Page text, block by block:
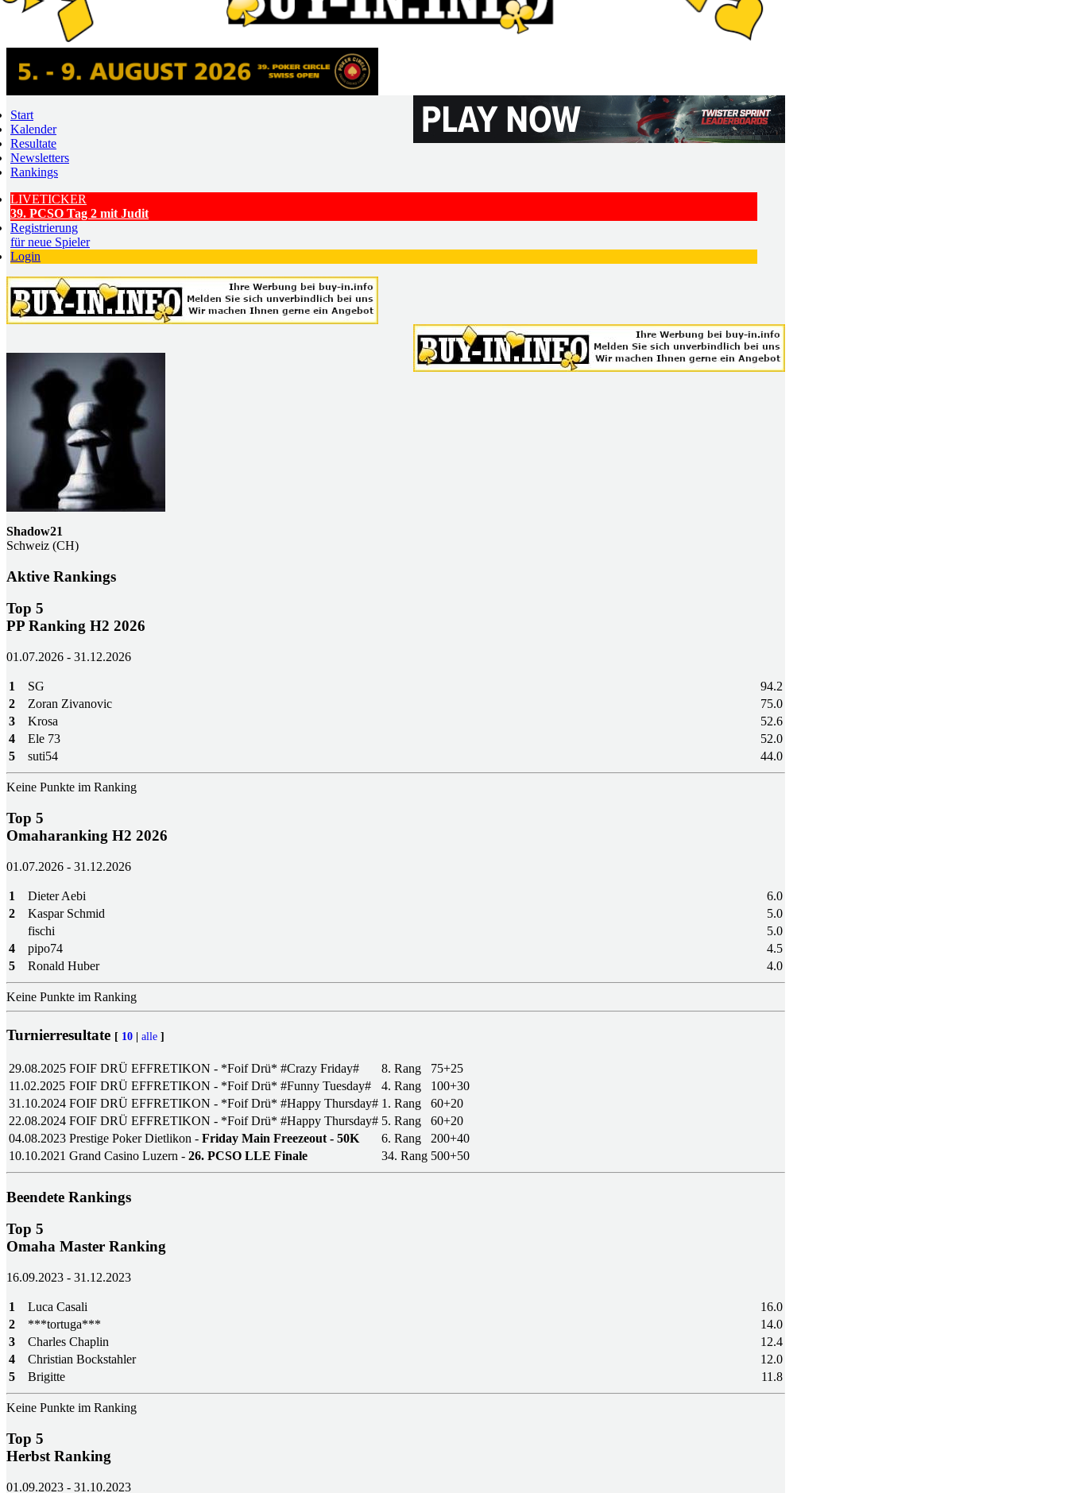
Start
Kalender
Resultate
Newsletters
Rankings
LIVETICKER
39. PCSO Tag 2 mit Judit
Registrierung
für neue Spieler
Login
Shadow21
Schweiz (CH)
Aktive Rankings
Top 5
PP Ranking H2 2026
01.07.2026 - 31.12.2026
1 SG
94.2
2
Zoran Zivanovic
75.0
3
Krosa
52.6
4
Ele 73
52.0
5
suti54 44.0
Keine Punkte im Ranking
Top 5
Omaharanking H2 2026
01.07.2026 - 31.12.2026
1 Dieter Aebi
6.0
2
Kaspar Schmid
5.0
fischi
5.0
4
pipo74
4.5
5
Ronald Huber 4.0
Keine Punkte im Ranking
Turnierresultate [ 10 alle ]
29.08.2025 FOIF DRÜ EFFRETIKON - *Foif Drü* #Crazy Friday# 8. Rang
75+25
11.02.2025 FOIF DRÜ EFFRETIKON - *Foif Drü* #Funny Tuesday# 4. Rang
100+30
31.10.2024 FOIF DRÜ EFFRETIKON - *Foif Drü* #Happy Thursday# 1. Rang
60+20
22.08.2024 FOIF DRÜ EFFRETIKON - *Foif Drü* #Happy Thursday# 5. Rang
60+20
04.08.2023 Prestige Poker Dietlikon - Friday Main Freezeout - 50K 6. Rang
200+40
10.10.2021 Grand Casino Luzern - 26. PCSO LLE Finale 34. Rang 500+50
Beendete Rankings
Top 5
Omaha Master Ranking
16.09.2023 - 31.12.2023
1 Luca Casali
16.0
2
***tortuga***
14.0
3
Charles Chaplin
12.4
4
Christian Bockstahler
12.0
5
Brigitte 11.8
Keine Punkte im Ranking
Top 5
Herbst Ranking
01.09.2023 - 31.10.2023